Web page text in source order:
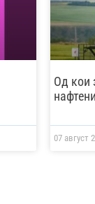
Од кои
07 август